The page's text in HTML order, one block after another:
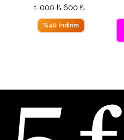
1,000₺ 600 ₺
%40 İndirim